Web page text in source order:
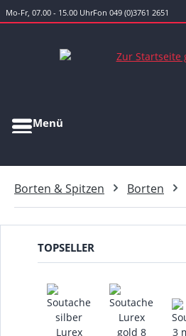
Zum Hauptinhalt springen
Mo-Fr, 07.00 - 15.00 UhrFon 049 (0)3761 2651
Menü
Borten & Spitzen Borten
TOPSELLER